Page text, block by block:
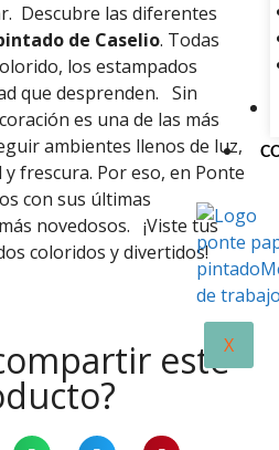
X
Descubre las diferentes
de Caselio. Todas
los estampados
que desprenden. Sin
es una de las más
ambientes llenos de luz,
frescura. Por eso, en Ponte
con sus últimas
novedosos. ¡Viste tus
coloridos y divertidos!
este